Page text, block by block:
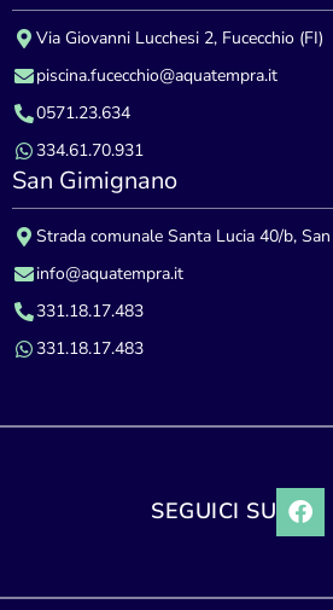
Via Giovanni Lucchesi 2, Fucecchio (FI)
piscina.fucecchio@aquatempra.it
0571.23.634
334.61.70.931
San Gimignano
Strada comunale Santa Lucia 40/b,
info@aquatempra.it
331.18.17.483
331.18.17.483
SEGUICI SU